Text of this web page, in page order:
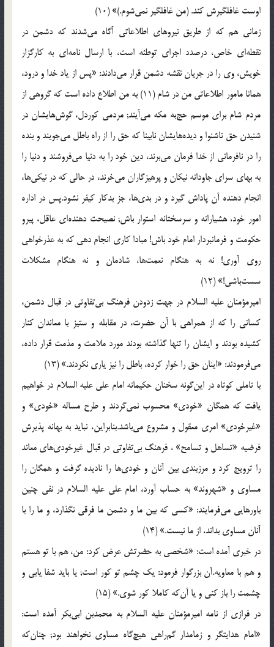
اوست غافلگیرش كند. (من غافلگیر نمی‌شوم.)» (10)
زمانی هم كه از طریق نیروهای اطلاعاتی آگاه می‌شدند كه دشمن در
نقطه‌ای خاص، درصدد اجرای توطئه است، با ارسال نامه‌ای به كارگزار
خویش، وی را در جریان نقشه دشمن قرار می‌دادند: «پس از یاد خدا و درود،
همانا مامور اطلاعاتی من در شام (11) به من اطلاع داده است كه گروهی از
مردم شام برای موسم حج‌به مكه می‌آیند; مردمی كوردل، گوش‌هایشان در
شنیدن حق ناشنوا و دیده‌هایشان نابینا كه حق را از راه باطل می‌جویند و بنده
را در نافرمانی از خدا فرمان می‌برند، دین خود را به دنیا می‌فروشند و دنیا را
به بهای سرای جاودانه نیكان و پرهیزگاران می‌خرند، در حالی كه در نیكی‌ها،
انجام دهنده آن پاداش گیرد و در بدی‌ها، جز بدكار كیفر نشود.پس در اداره
امور خود، هشیارانه و سرسختانه استوار باش; نصیحت دهنده‌ای عاقل، پیرو
حكومت و فرمانبردار امام خود باش! مبادا كاری انجام دهی كه به عذرخواهی
روی آوری! نه به هنگام نعمت‌ها، شادمان و نه هنگام مشكلات
سست‌باشی!» (12)
امیرمؤمنان علیه السلام در جهت زدودن فرهنگ بی‌تفاوتی در قبال دشمن،
كسانی را كه از همراهی با آن حضرت، در مقابله و ستیز با معاندان كنار
كشیده بودند و ایشان را تنها گذاشته بودند مورد ملامت و مذمت قرار داده،
می‌فرمودند: «اینان حق را خوار كرده، باطل را نیز یاری نكردند.» (13)
با تاملی كوتاه در این‌گونه سخنان حكیمانه امام علی علیه السلام در خواهیم
یافت كه همگان «خودی‌» محسوب نمی‌گردند و طرح مساله «خودی‌» و
«غیرخودی‌» امری معقول و مشروع می‌باشد.بنابراین، نباید به بهانه پذیرش
فرضیه «تساهل و تسامح‌» ، فرهنگ بی‌تفاوتی در قبال غیرخودی‌های معاند
را ترویج كرد و مرزبندی بین آنان و خودی‌ها را نادیده گرفت و همگان را
مساوی و «شهروند» به حساب آورد، امام علی علیه السلام در نفی چنین
باورهایی می‌فرمایند: «كسی كه بین ما و دشمن ما فرقی نگذارد، و ما را با
آنان مساوی بداند، از ما نیست.» (14)
در خبری آمده است: «شخصی به حضرتش عرض كرد: من، هم با تو هستم
و هم با معاویه.آن بزرگوار فرمود: یك چشم تو كور است; یا باید شفا یابی و
چشمت را باز كنی و یا آن‌كه كاملا كور شوی.» (15)
در فرازی از نامه امیرمؤمنان علیه السلام به محمدبن ابی‌بكر آمده است:
«امام هدایتگر و زمامدار گم‌راهی هیچ‌گاه مساوی نخواهند بود; چنان‌كه